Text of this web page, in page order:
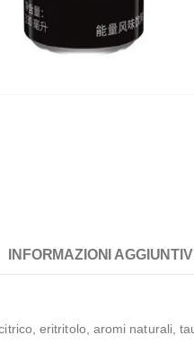
INFORMAZIONI
eritritolo, aromi naturali,